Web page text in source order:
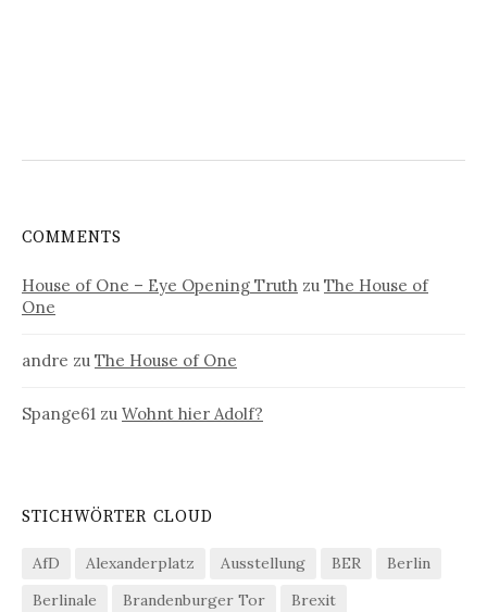
COMMENTS
House of One – Eye Opening Truth zu The House of
One
andre zu The House of One
Spange61 zu Wohnt hier Adolf?
STICHWÖRTER CLOUD
AfD Alexanderplatz Ausstellung BER
Berlin
Berlinale
Brandenburger Tor
Brexit